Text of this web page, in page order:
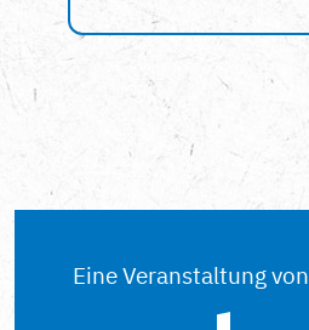
Eine Veranstaltung von